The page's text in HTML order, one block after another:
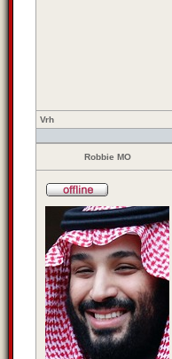
Vrh
Robbie MO